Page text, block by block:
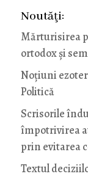
Noutăţi:
Mărturisirea
ortodox și
Noţiuni
Politică
Scrisorile
împotrivirea
prin evitarea
Textul